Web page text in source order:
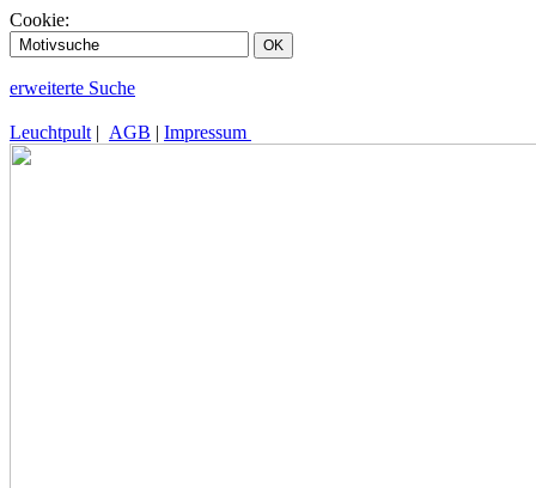
Cookie:
erweiterte Suche
Leuchtpult | AGB | Impressum